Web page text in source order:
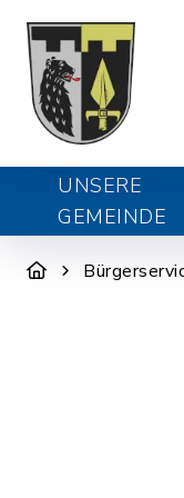
UNSERE
GEMEINDE